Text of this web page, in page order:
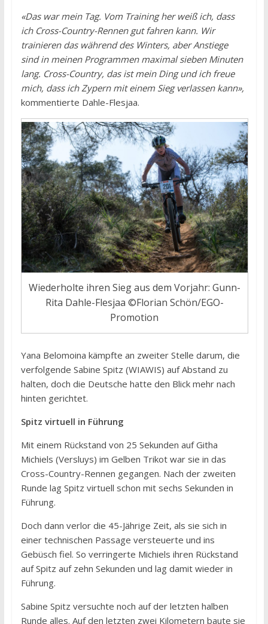
«Das war mein Tag. Vom Training her weiß ich, dass
ich Cross-Country-Rennen gut fahren kann. Wir
trainieren das während des Winters, aber Anstiege
sind in meinen Programmen maximal sieben Minuten
lang. Cross-Country, das ist mein Ding und ich freue
mich, dass ich Zypern mit einem Sieg verlassen kann»,
kommentierte Dahle-Flesjaa.
Wiederholte ihren Sieg aus dem Vorjahr: Gunn-
Rita Dahle-Flesjaa ©Florian Schön/EGO-
Promotion
Yana Belomoina kämpfte an zweiter Stelle darum, die
verfolgende Sabine Spitz (WIAWIS) auf Abstand zu
halten, doch die Deutsche hatte den Blick mehr nach
hinten gerichtet.
Spitz virtuell in Führung
Mit einem Rückstand von 25 Sekunden auf Githa
Michiels (Versluys) im Gelben Trikot war sie in das
Cross-Country-Rennen gegangen. Nach der zweiten
Runde lag Spitz virtuell schon mit sechs Sekunden in
Führung.
Doch dann verlor die 45-Jährige Zeit, als sie sich in
einer technischen Passage versteuerte und ins
Gebüsch fiel. So verringerte Michiels ihren Rückstand
auf Spitz auf zehn Sekunden und lag damit wieder in
Führung.
Sabine Spitz versuchte noch auf der letzten halben
Runde alles. Auf den letzten zwei Kilometern baute sie